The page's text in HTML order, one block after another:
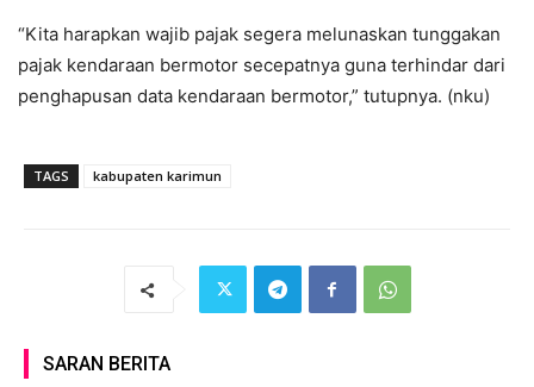
“Kita harapkan wajib pajak segera melunaskan tunggakan
pajak kendaraan bermotor secepatnya guna terhindar dari
penghapusan data kendaraan bermotor,” tutupnya. (nku)
TAGS kabupaten karimun
SARAN BERITA